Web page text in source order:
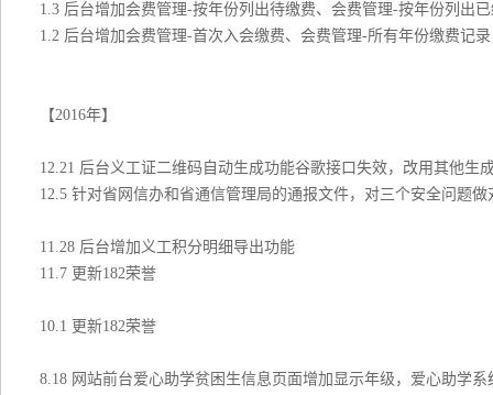
1.3 后台增加会费管理-按年份列出待缴费、会费管理-按年份列出
1.2 后台增加会费管理-首次入会缴费、会费管理-所有年份缴费记录
【2016年】
12.21 后台义工证二维码自动生成功能谷歌接口失效，改用其他生
12.5 针对省网信办和省通信管理局的通报文件，对三个安全问题做
11.28 后台增加义工积分明细导出功能
11.7 更新182荣誉
10.1 更新182荣誉
8.18 网站前台爱心助学贫困生信息页面增加显示年级，爱心助学